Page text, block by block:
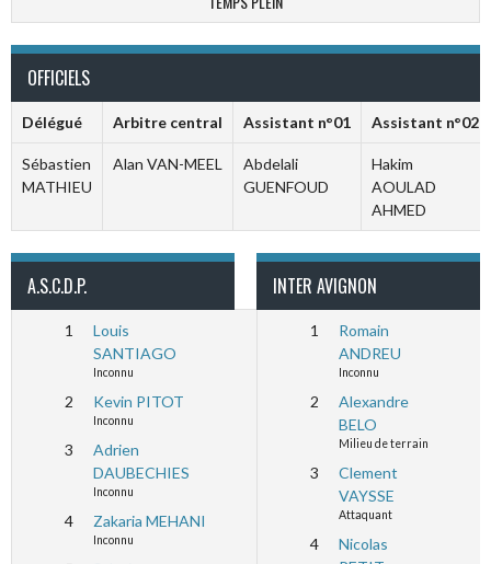
OFFICIELS
Délégué Arbitre central Assistant n°01 Assistant n°02
Sébastien
MATHIEU
Alan VAN-MEEL
Abdelali
GUENFOUD
Hakim
AOULAD
AHMED
A.S.C.D.P.
1
Louis
SANTIAGO
Inconnu
2 Kevin PITOT
Inconnu
3
Adrien
DAUBECHIES
Inconnu
4 Zakaria MEHANI
Inconnu
INTER AVIGNON
1
Romain
ANDREU
Inconnu
2
Alexandre
BELO
Milieu de terrain
3
Clement
VAYSSE
Attaquant
4
Nicolas